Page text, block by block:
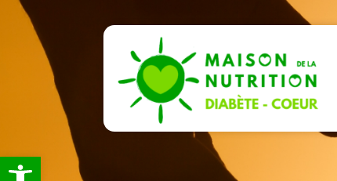
Ouvrir la barre d’outils